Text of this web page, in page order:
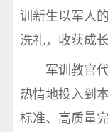
训新生以军人
洗礼，收获成
军训教官代
热情地投入到
标准、高质量